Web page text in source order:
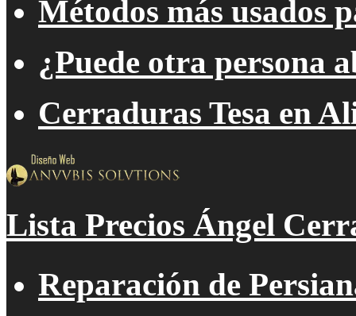
Métodos más usados
¿Puede otra persona
Cerraduras Tesa en
Lista Precios Ángel
Reparación de